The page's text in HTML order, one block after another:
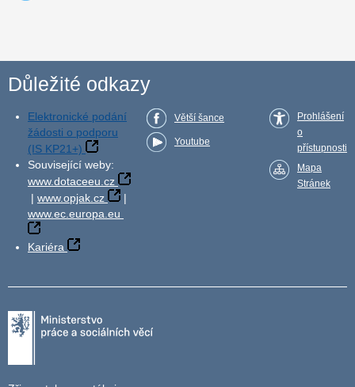
Důležité odkazy
Elektronické podání
žádosti o podporu
(IS KP21+)
Související weby:
www.dotaceeu.cz
| www.opjak.cz
|
www.ec.europa.eu
Kariéra
Větší šance
Youtube
Prohlášení
o
přístupnosti
Mapa
Stránek